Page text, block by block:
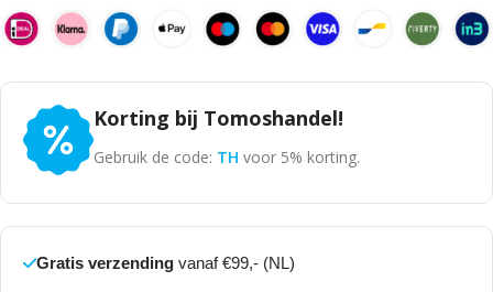
Korting bij Tomoshandel!
Gebruik de code: TH voor 5% korting.
Gratis verzending vanaf €99,- (NL)